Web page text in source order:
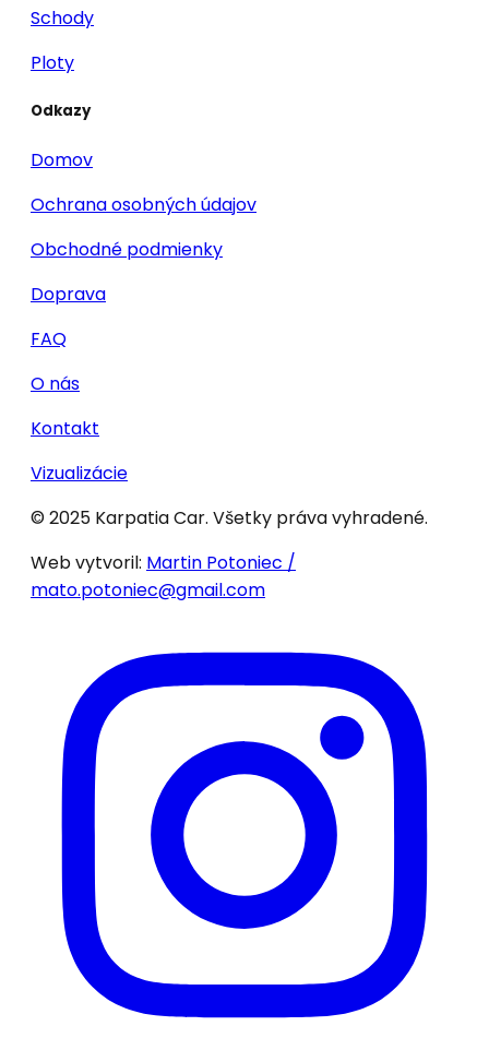
Schody
Ploty
Odkazy
Domov
Ochrana osobných údajov
Obchodné podmienky
Doprava
FAQ
O nás
Kontakt
Vizualizácie
© 2025 Karpatia Car. Všetky práva vyhradené.
Web vytvoril: Martin Potoniec /
mato.potoniec@gmail.com